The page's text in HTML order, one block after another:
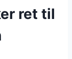
ret til